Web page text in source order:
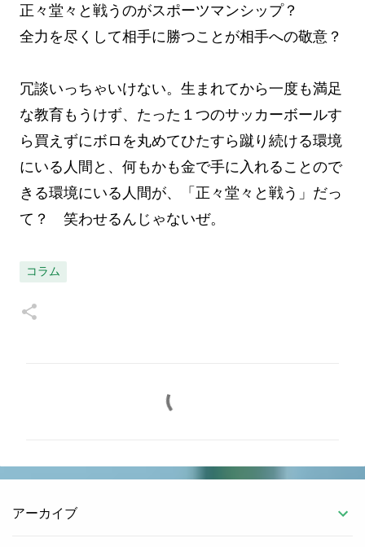
正々堂々と戦うのがスポーツマンシップ？
全力を尽くして相手に勝つことが相手への敬意？
冗談いっちゃいけない。生まれてから一度も満足
な教育もうけず、たった１つのサッカーボールす
ら買えずにボロを丸めてひたすら蹴り続ける環境
にいる人間と、何もかも金で手に入れることので
きる環境にいる人間が、「正々堂々と戦う」だっ
て？ 笑わせるんじゃないぜ。
コラム
アーカイブ